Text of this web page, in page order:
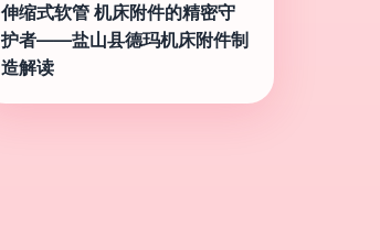
伸缩式软管 机床附件的精密守
护者——盐山县德玛机床附件制
造解读